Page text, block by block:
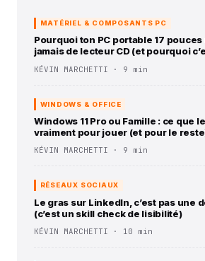
MATÉRIEL & COMPOSANTS PC
Pourquoi ton PC portable 17 pouces
jamais de lecteur CD (et pourquoi
KÉVIN MARCHETTI · 9 min
WINDOWS & OFFICE
Windows 11 Pro ou Famille : ce que
vraiment pour jouer (et pour le
KÉVIN MARCHETTI · 9 min
RÉSEAUX SOCIAUX
Le gras sur LinkedIn, c’est pas une
(c’est un skill check de lisibilité)
KÉVIN MARCHETTI · 10 min